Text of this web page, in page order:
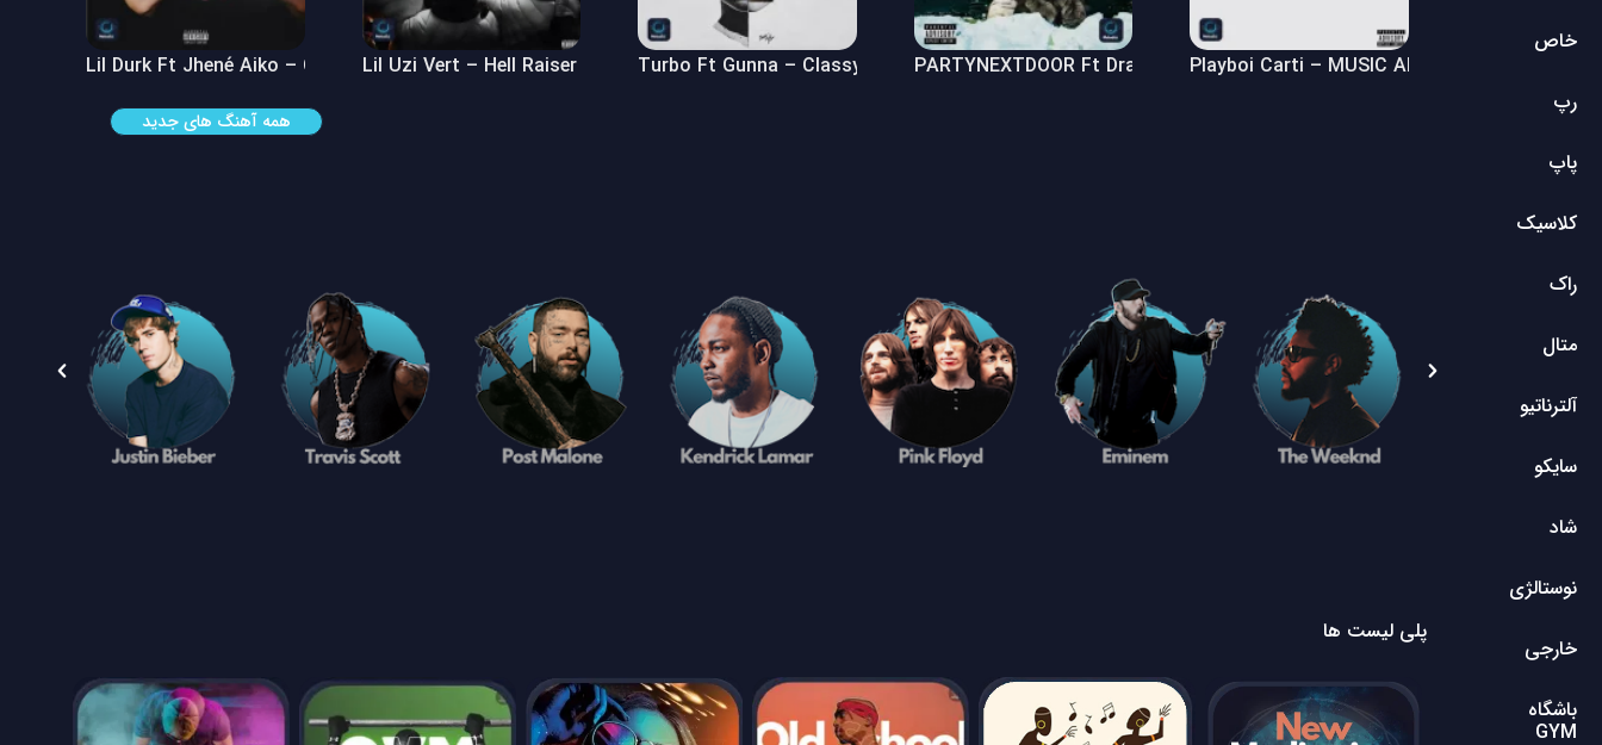
خاص
رپ
پاپ
کلاسیک
راک
متال
آلترناتیو
سایکو
شاد
نوستالژی
خارجی
باشگاه
GYM
Playboi Carti – MUSIC Album
PARTYNEXTDOOR Ft Drake – $ome $exy $ongs 4 U Album
Turbo Ft Gunna – Classy Girl
Lil Uzi Vert – Hell Raiser (Freestyle)
Lil Durk Ft Jhené Aiko – Can’t Hide It
همه آهنگ های جدید
پلی لیست ها